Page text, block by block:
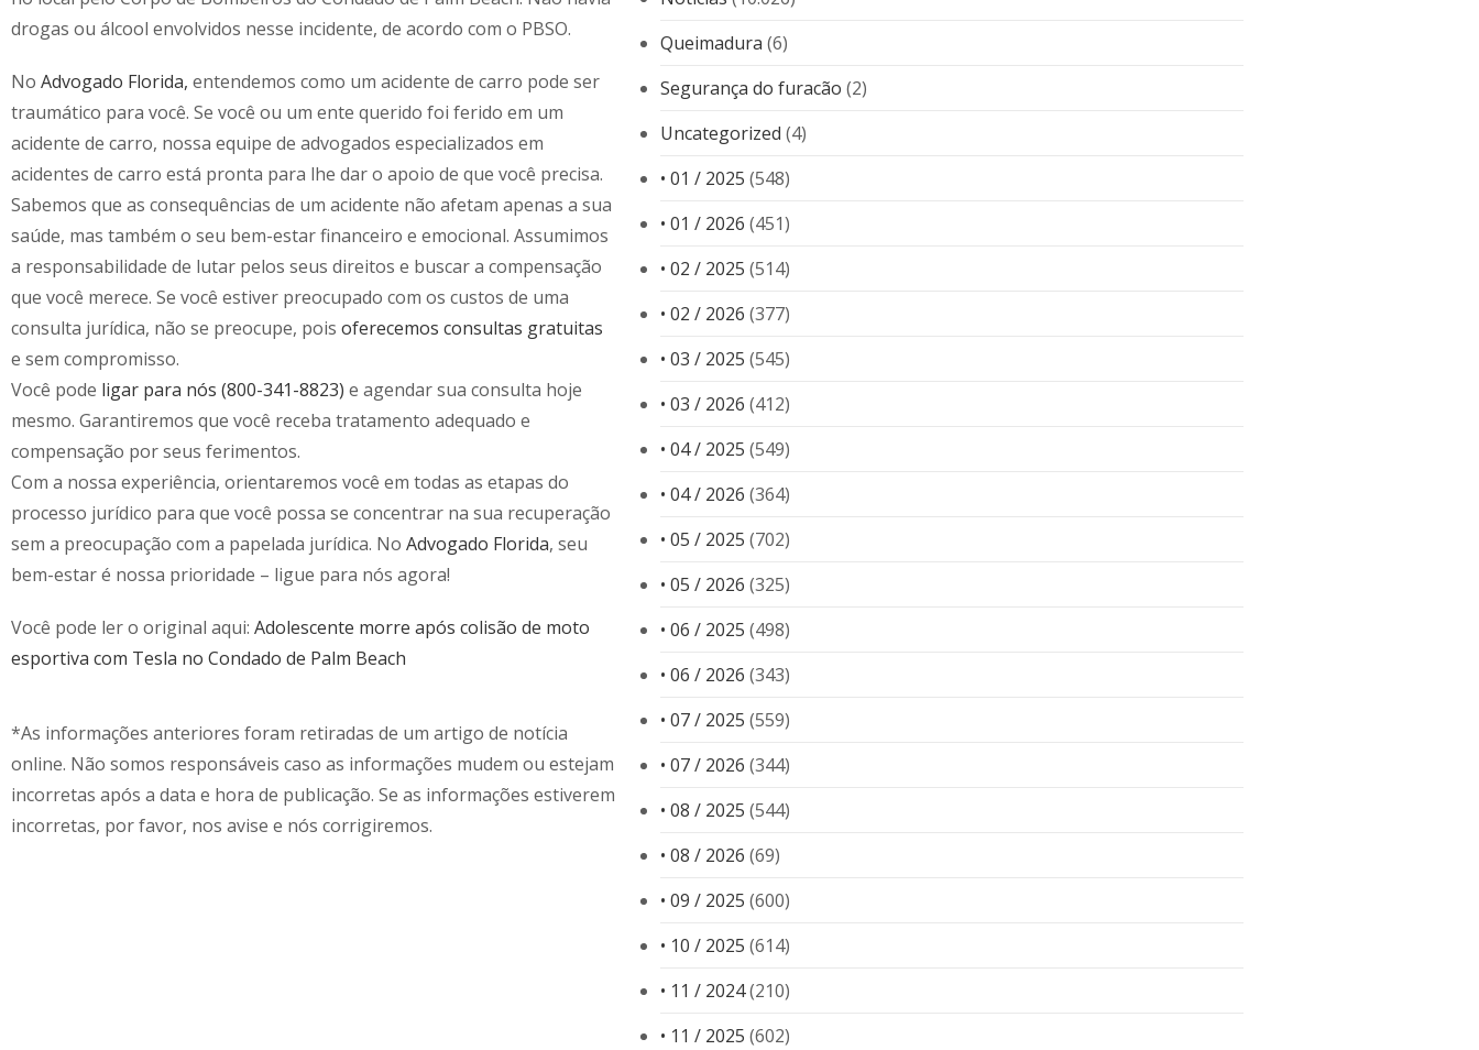
drogas ou álcool envolvidos nesse incidente, de acordo com o PBSO.
No Advogado Florida, entendemos como um acidente de carro pode ser
traumático para você. Se você ou um ente querido foi ferido em um
acidente de carro, nossa equipe de advogados especializados em
acidentes de carro está pronta para lhe dar o apoio de que você precisa.
Sabemos que as consequências de um acidente não afetam apenas a sua
saúde, mas também o seu bem-estar financeiro e emocional. Assumimos
a responsabilidade de lutar pelos seus direitos e buscar a compensação
que você merece. Se você estiver preocupado com os custos de uma
consulta jurídica, não se preocupe, pois oferecemos consultas gratuitas
e sem compromisso.
Você pode ligar para nós (800-341-8823) e agendar sua consulta hoje
mesmo. Garantiremos que você receba tratamento adequado e
compensação por seus ferimentos.
Com a nossa experiência, orientaremos você em todas as etapas do
processo jurídico para que você possa se concentrar na sua recuperação
sem a preocupação com a papelada jurídica. No Advogado Florida, seu
bem-estar é nossa prioridade – ligue para nós agora!
Você pode ler o original aqui: Adolescente morre após colisão de moto
esportiva com Tesla no Condado de Palm Beach
*As informações anteriores foram retiradas de um artigo de notícia
online. Não somos responsáveis caso as informações mudem ou estejam
incorretas após a data e hora de publicação. Se as informações estiverem
incorretas, por favor, nos avise e nós corrigiremos.
Queimadura (6)
Segurança do furacão (2)
Uncategorized (4)
• 01 / 2025 (548)
• 01 / 2026 (451)
• 02 / 2025 (514)
• 02 / 2026 (377)
• 03 / 2025 (545)
• 03 / 2026 (412)
• 04 / 2025 (549)
• 04 / 2026 (364)
• 05 / 2025 (702)
• 05 / 2026 (325)
• 06 / 2025 (498)
• 06 / 2026 (343)
• 07 / 2025 (559)
• 07 / 2026 (344)
• 08 / 2025 (544)
• 08 / 2026 (69)
• 09 / 2025 (600)
• 10 / 2025 (614)
• 11 / 2024(210)
• 11 / 2025 (602)